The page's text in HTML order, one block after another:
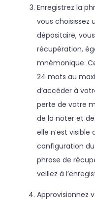
Enregistrez la
vous choisissez
dépositaire,
récupération,
mnémonique.
24 mots au
d’accéder à
perte de votre
de la noter et
elle n’est visible
configuration du
phrase de
veillez à
Approvisionnez